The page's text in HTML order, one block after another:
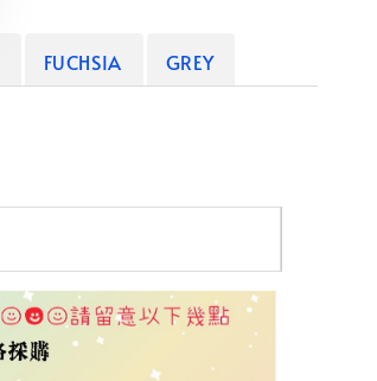
FUCHSIA GREY